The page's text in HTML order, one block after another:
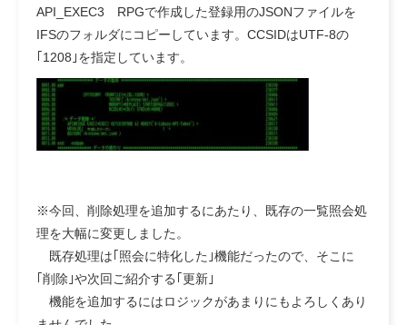
API_EXEC3 RPGで作成した登録用のJSONファイルを
IFSのフォルダにコピーしています。CCSIDはUTF-8の
｢1208｣を指定しています。
※今回、削除処理を追加するにあたり、既存の一覧照会処
理を大幅に変更しました。
既存処理は｢照会に特化した｣機能だったので、そこに
｢削除｣や次回ご紹介する｢更新｣
機能を追加するにはロジックがあまりにもよろしくあり